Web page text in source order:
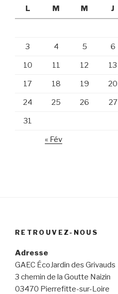
L
M M J
3 4 5 6
10 11 12 13
17 18 19 20
24 25 26 27
31
« Fév
RETROUVEZ-NOUS
Adresse
GAEC ÉcoJardin des Grivauds
3 chemin de la Goutte Naizin
03470 Pierrefitte-sur-Loire